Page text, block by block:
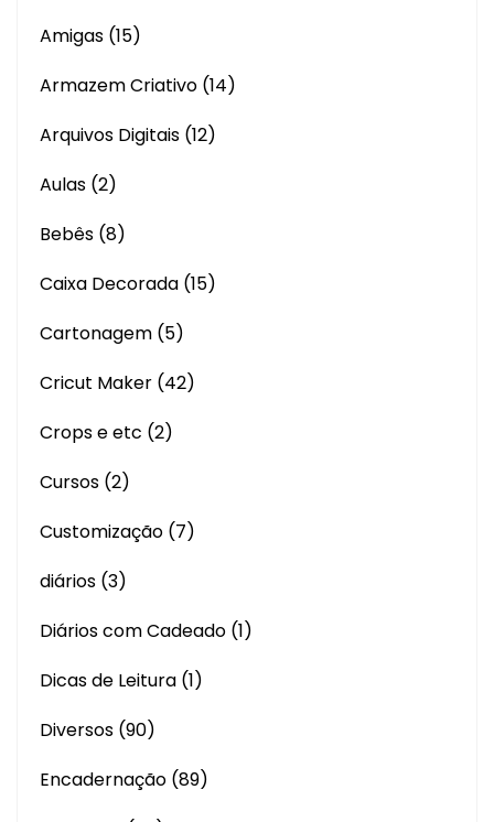
Amigas (15)
Armazem Criativo (14)
Arquivos Digitais (12)
Aulas (2)
Bebês (8)
Caixa Decorada (15)
Cartonagem (5)
Cricut Maker (42)
Crops e etc (2)
Cursos (2)
Customização (7)
diários (3)
Diários com Cadeado (1)
Dicas de Leitura (1)
Diversos (90)
Encadernação (89)